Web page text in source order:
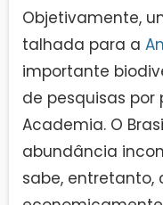
Objetivamente,
talhada para a
importante
de pesquisas por
Academia. O
abundância
sabe, entretanto,